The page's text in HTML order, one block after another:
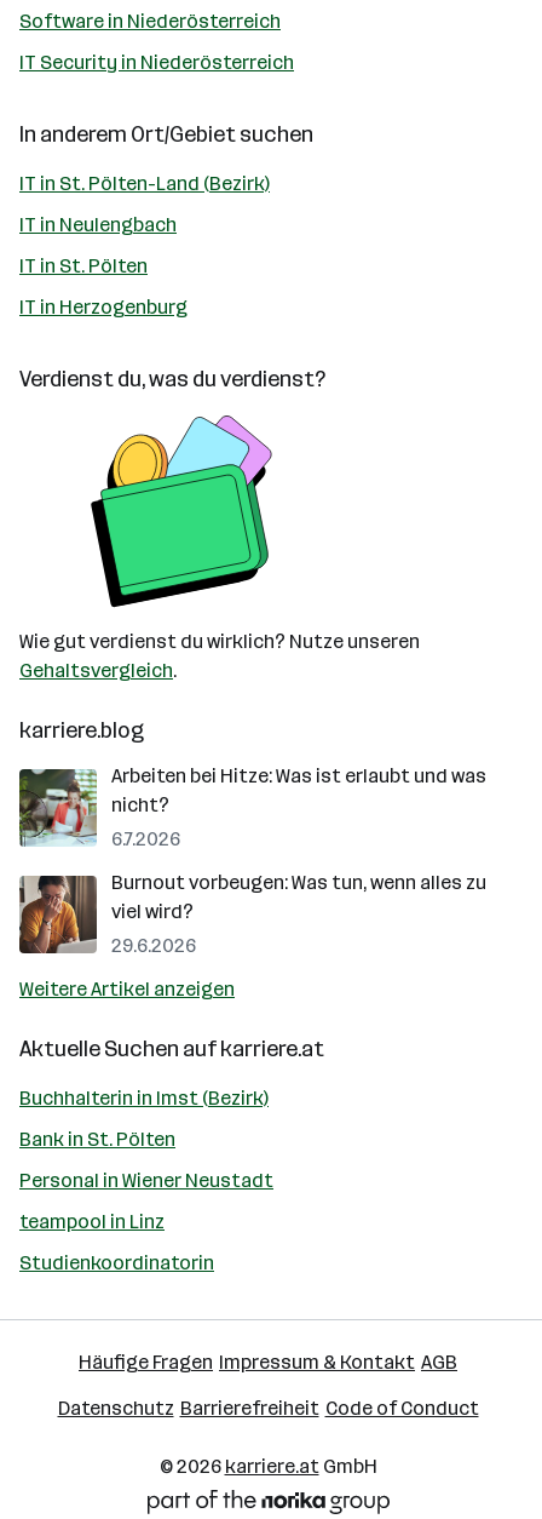
Software in Niederösterreich
IT Security in Niederösterreich
In anderem Ort/Gebiet suchen
IT in St. Pölten-Land (Bezirk)
IT in Neulengbach
IT in St. Pölten
IT in Herzogenburg
Verdienst du, was du verdienst?
Wie gut verdienst du wirklich? Nutze unseren
Gehaltsvergleich.
karriere.blog
Arbeiten bei Hitze: Was ist erlaubt und was
nicht?
6.7.2026
Burnout vorbeugen: Was tun, wenn alles zu
viel wird?
29.6.2026
Weitere Artikel anzeigen
Aktuelle Suchen aufkarriere.at
Buchhalterin in Imst (Bezirk)
Bank in St. Pölten
Personal in Wiener Neustadt
teampool in Linz
Studienkoordinatorin
Häufige Fragen Impressum & Kontakt AGB
Datenschutz Barrierefreiheit Code of Conduct
© 2026 karriere.atGmbH